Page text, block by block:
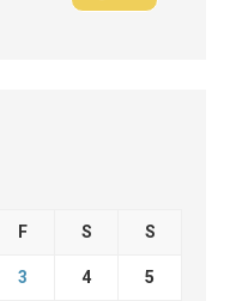
F S S
3 4 5